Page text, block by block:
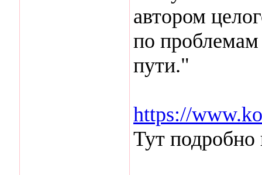
автором
по проблемам
пути."
https://
Тут подробно